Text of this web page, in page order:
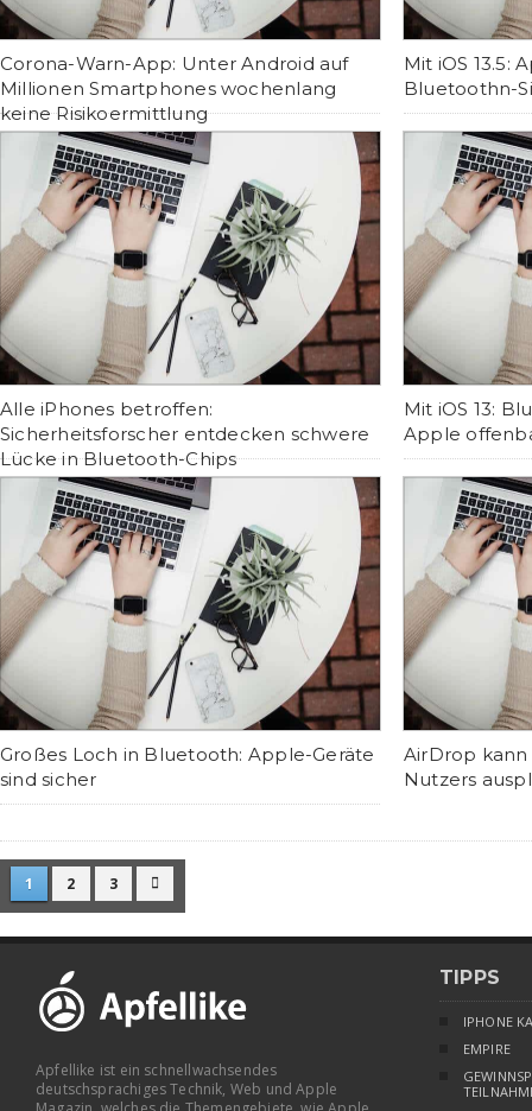
Corona-Warn-App: Unter Android auf
Millionen Smartphones wochenlang
keine Risikoermittlung
Mit iOS 13.5:
Bluetoothn-
Alle iPhones betroffen:
Sicherheitsforscher entdecken schwere
Lücke in Bluetooth-Chips
Mit iOS 13:
Apple
Großes Loch in Bluetooth: Apple-Geräte
sind sicher
AirDrop
Nutzers
1 2 3 
Apfellike ist ein schnellwachsendes
deutschsprachiges Technik, Web und Apple
TIPPS
IPHONE
EMPIRE